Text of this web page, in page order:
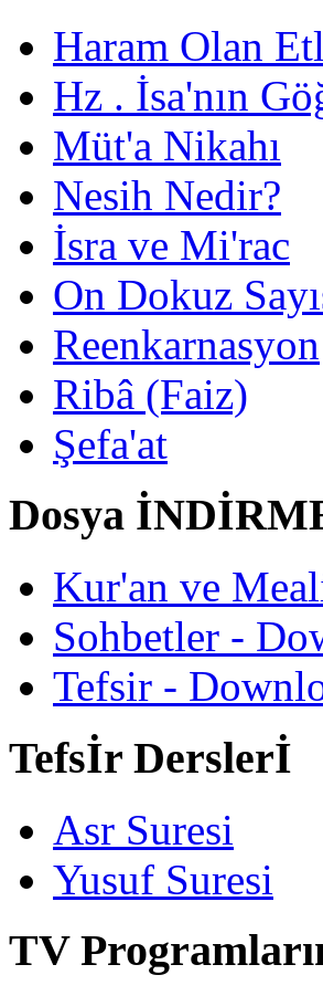
Haram Olan
Hz . İsa'nın
Müt'a Nikahı
Nesih Nedir?
İsra ve Mi'rac
On Dokuz
Reenkarnasyon
Ribâ (Faiz)
Şefa'at
Dosya
Kur'an ve
Sohbetler -
Tefsir -
Tefsİr Derslerİ
Asr Suresi
Yusuf Suresi
TV